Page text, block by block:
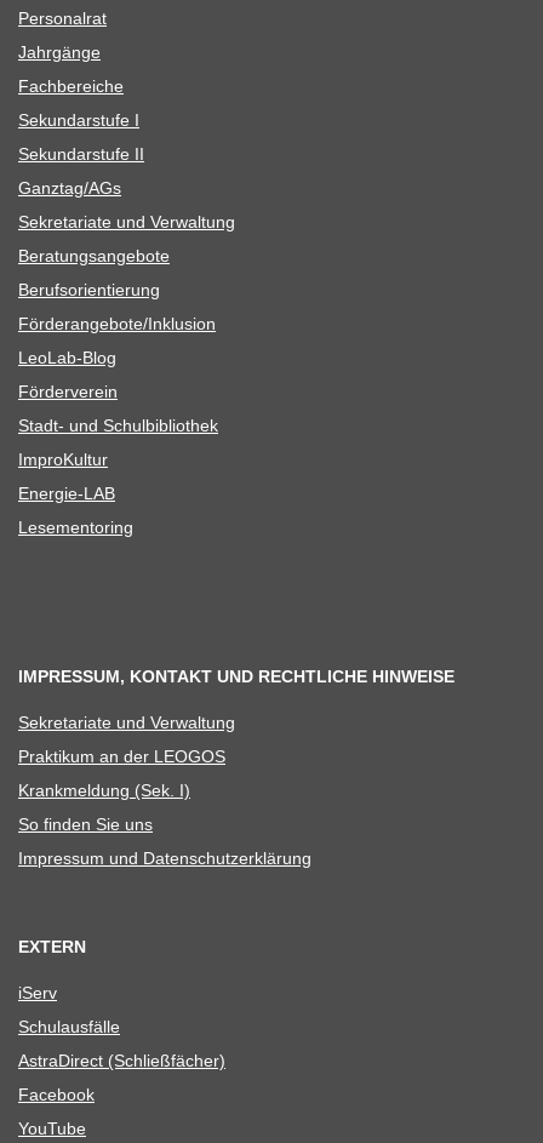
Per­so­nal­rat
Jahr­gänge
Fach­be­rei­che
Sekun­dar­stufe I
Sekun­dar­stufe II
Ganztag/​​AGs
Sekre­ta­riate und Verwaltung
Bera­tungs­an­ge­bote
Berufs­ori­en­tie­rung
Förderangebote/​​Inklusion
Leo­Lab-Blog
För­der­ver­ein
Stadt- und Schulbibliothek
Impro­Kul­tur
Ener­­gie-LAB
Lese­men­to­ring
IMPRESSUM, KONTAKT UND RECHTLICHE HINWEISE
Sekre­ta­riate und Verwaltung
Prak­ti­kum an der LEOGOS
Krank­mel­dung (Sek. I)
So fin­den Sie uns
Impres­sum und Datenschutzerklärung
EXTERN
iServ
Schul­aus­fälle
Astra­Di­rect (Schließ­fä­cher)
Face­book
You­Tube